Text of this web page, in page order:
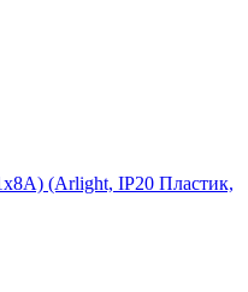
(Arlight, IP20 Пластик,